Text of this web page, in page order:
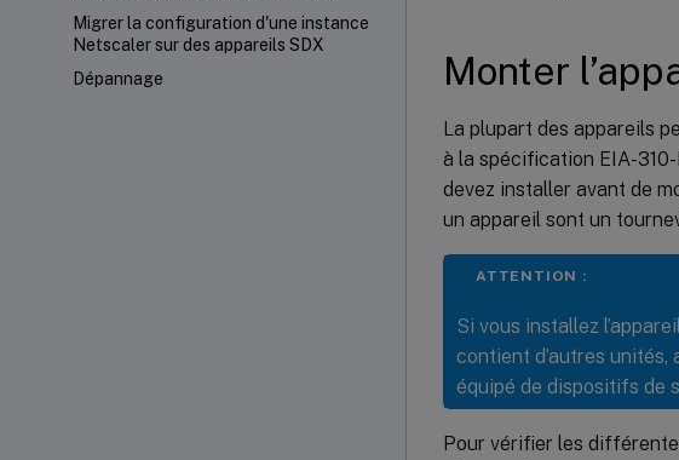
Migrer la configuration d'une instance
Netscaler sur des appareils SDX
Dépannage
Monter
La plupart des appareils
à la spécification EIA-
devez installer avant de
un appareil sont un
ATTENTION :
Si vous installez
contient d’autres unités,
équipé de dispositifs de
Pour vérifier les